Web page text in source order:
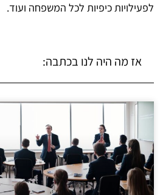
לפעילויות כיפיות לכל המשפחה ועוד.
אז מה היה לנו בכתבה: